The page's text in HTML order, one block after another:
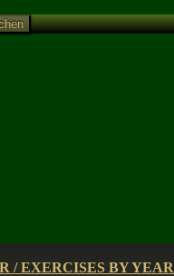
/ EXERCISES BY YEAR